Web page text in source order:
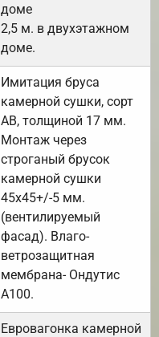
доме
2,5 м. в двухэтажном
доме.
Имитация бруса
камерной сушки, сорт
АВ, толщиной 17 мм.
Монтаж через
строганый брусок
камерной сушки
45х45+/-5 мм.
(вентилируемый
фасад). Влаго-
ветрозащитная
мембрана- Ондутис
А100.
Евровагонка камерной